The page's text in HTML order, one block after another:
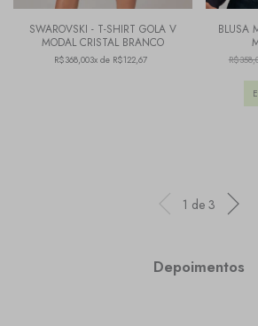
SWAROVSKI - T-SHIRT GOLA V
MODAL CRISTAL BRANCO
R$368,003x de R$122,67
BLUSA
1 de 3
Depoimentos